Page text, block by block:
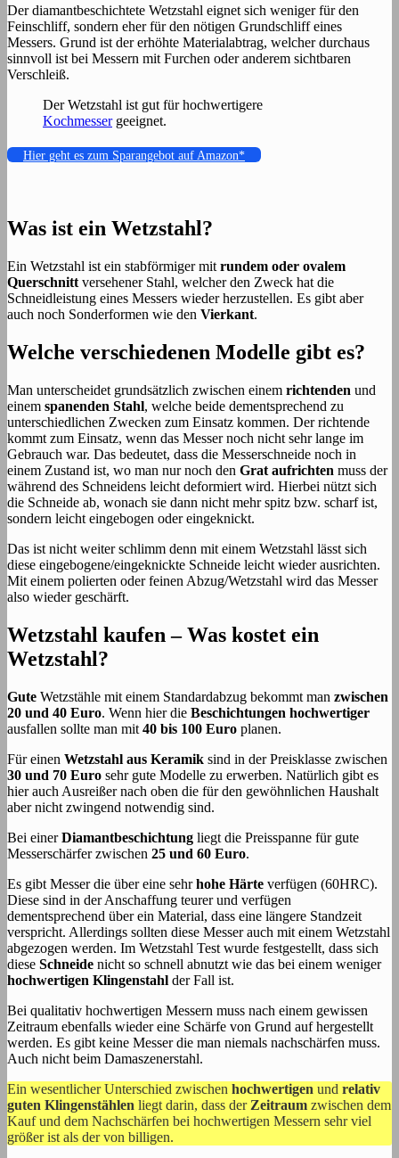
Der diamantbeschichtete Wetzstahl eignet sich weniger für den
Feinschliff, sondern eher für den nötigen Grundschliff eines
Messers. Grund ist der erhöhte Materialabtrag, welcher durchaus
sinnvoll ist bei Messern mit Furchen oder anderem sichtbaren
Verschleiß.
Der Wetzstahl ist gut für hochwertigere
Kochmessergeeignet.
Hier geht es zum Sparangebot auf Amazon*
Was ist ein Wetzstahl?
Ein Wetzstahl ist ein stabförmiger mit rundem oder ovalem
Querschnitt versehener Stahl, welcher den Zweck hat die
Schneidleistung eines Messers wieder herzustellen. Es gibt aber
auch noch Sonderformen wie den Vierkant.
Welche verschiedenen Modelle gibt es?
Man unterscheidet grundsätzlich zwischen einem richtenden und
einem spanenden Stahl, welche beide dementsprechend zu
unterschiedlichen Zwecken zum Einsatz kommen. Der richtende
kommt zum Einsatz, wenn das Messer noch nicht sehr lange im
Gebrauch war. Das bedeutet, dass die Messerschneide noch in
einem Zustand ist, wo man nur noch den Grat aufrichten muss der
während des Schneidens leicht deformiert wird. Hierbei nützt sich
die Schneide ab, wonach sie dann nicht mehr spitz bzw. scharf ist,
sondern leicht eingebogen oder eingeknickt.
Das ist nicht weiter schlimm denn mit einem Wetzstahl lässt sich
diese eingebogene/eingeknickte Schneide leicht wieder ausrichten.
Mit einem polierten oder feinen Abzug/Wetzstahl wird das Messer
also wieder geschärft.
Wetzstahl kaufen – Was kostet ein
Wetzstahl?
Gute Wetzstähle mit einem Standardabzug bekommt man zwischen
20 und 40 Euro. Wenn hier die Beschichtungen hochwertiger
ausfallen sollte man mit 40 bis 100 Euro planen.
Für einen Wetzstahl aus Keramik sind in der Preisklasse zwischen
30 und 70 Euro sehr gute Modelle zu erwerben. Natürlich gibt es
hier auch Ausreißer nach oben die für den gewöhnlichen Haushalt
aber nicht zwingend notwendig sind.
Bei einerDiamantbeschichtung liegt die Preisspanne für gute
Messerschärfer zwischen 25 und 60 Euro.
Es gibt Messer die über eine sehrhohe Härte verfügen (60HRC).
Diese sind in der Anschaffung teurer und verfügen
dementsprechend über ein Material, dass eine längere Standzeit
verspricht. Allerdings sollten diese Messer auch mit einem Wetzstahl
abgezogen werden. Im Wetzstahl Test wurde festgestellt, dass sich
diese Schneide nicht so schnell abnutzt wie das bei einem weniger
hochwertigen Klingenstahl der Fall ist.
Bei qualitativ hochwertigen Messern muss nach einem gewissen
Zeitraum ebenfalls wieder eine Schärfe von Grund auf hergestellt
werden. Es gibt keine Messer die man niemals nachschärfen muss.
Auch nicht beim Damaszenerstahl.
Ein wesentlicher Unterschied zwischen hochwertigen und relativ
guten Klingenstählen liegt darin, dass der Zeitraum zwischen dem
Kauf und dem Nachschärfen bei hochwertigen Messern sehr viel
größer ist als der von billigen.